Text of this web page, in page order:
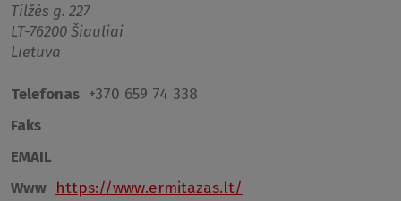
Tilžės g. 227
LT-76200 Šiauliai
Lietuva
Telefonas +370 659 74 338
Faks
EMAIL
Www https://www.ermitazas.lt/